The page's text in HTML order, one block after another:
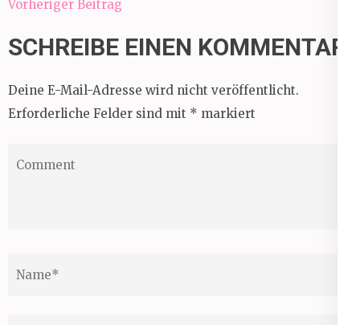
Vorheriger Beitrag
SCHREIBE EINEN KOMMENTAR
Deine E-Mail-Adresse wird nicht veröffentlicht.
Erforderliche Felder sind mit * markiert